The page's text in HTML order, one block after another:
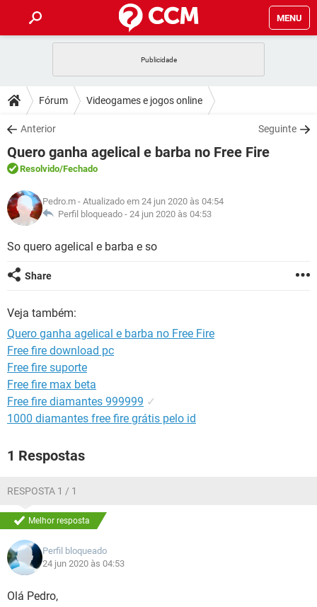
MENU
CELULAR FACEBOOK
OUTLOOK
INSTAGRAM GMAIL
GUIA DE COMPRAS
DICAS
JOGOS WHATSAPP
OUTLOOK
INSTAGRAM
GUIA DE COMPRAS
DOWNLOADS
JOGOS WHATSAPP
CELULAR
OUTLOOK EXCEL
INSTAGRAM
GUIA DE COMPRAS
FÓRUM
JOGOS
CELULAR FACEBOOK
GLOSSÁRIO
JOGOS
CELULAR
OUTLOOK
GUIA DE COMPRAS
Fórum Videogames e jogos online
Anterior Seguinte
Quero ganha agelical e barba no Free Fire
Resolvido/Fechado
Pedro.m - Atualizado em 24 jun 2020 às 04:54
Perfil bloqueado - 24 jun 2020 às 04:53
So quero agelical e barba e so
Share
Veja também:
Quero ganha agelical e barba no Free Fire
Free fire download pc
Free fire suporte
Free fire max beta
Free fire diamantes 999999 ✓
1000 diamantes free fire grátis pelo id
1 Respostas
RESPOSTA 1 / 1
Melhor resposta
Perfil bloqueado
24 jun 2020 às 04:53
Olá Pedro,